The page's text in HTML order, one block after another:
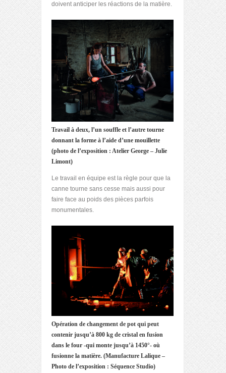
doivent anticiper les réactions de la matière.
Travail à deux, l’un souffle et l’autre tourne
donnant la forme à l’aide d’une mouillette
(photo de l’exposition : Atelier George – Julie
Limont)
Le travail en équipe est la règle pour que la
canne tourne sans cesse mais aussi pour
faire face au poids des pièces parfois
monumentales.
Opération de changement de pot qui peut
contenir jusqu’à 800 kg de cristal en fusion
dans le four -qui monte jusqu’à 1450°- où
fusionne la matière. (Manufacture Lalique –
Photo de l’exposition : Séquence Studio)